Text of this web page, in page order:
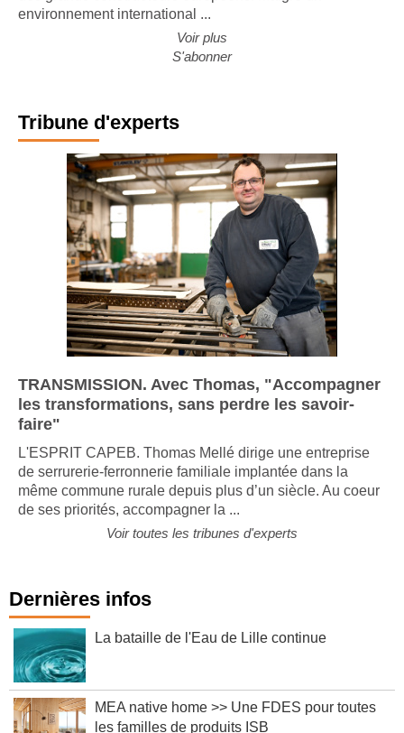
des grands constructeurs européens. Malgré un
Voir plus
Tribune d'experts
TRANSMISSION. Avec Thomas, "Accompagner
les transformations, sans perdre les savoir-
L'ESPRIT CAPEB. Thomas Mellé dirige une entreprise
de serrurerie-ferronnerie familiale implantée dans la
même commune rurale depuis plus d’un siècle. Au coeur
Dernières infos
MEA native home >> Une FDES pour toutes